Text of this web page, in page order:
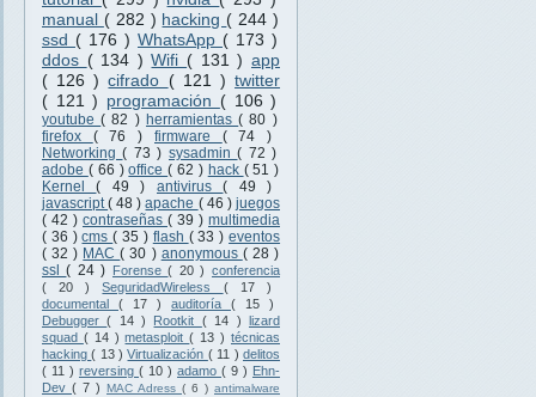
manual ( 282 ) hacking ( 244 )
ssd ( 176 ) WhatsApp ( 173 )
ddos ( 134 )Wifi ( 131 ) app
( 126 )cifrado ( 121 )twitter
( 121 ) programación ( 106 )
youtube( 82 ) herramientas( 80 )
firefox ( 76 ) firmware ( 74 )
Networking( 73 ) sysadmin( 72 )
adobe ( 66 )office( 62 ) hack ( 51 )
Kernel( 49 ) antivirus( 49 )
javascript( 48 )apache ( 46 ) juegos
( 42 ) contraseñas ( 39 ) multimedia
( 36 )cms( 35 ) flash ( 33 )eventos
( 32 ) MAC( 30 ) anonymous ( 28 )
ssl( 24 ) Forense( 20 ) conferencia
( 20 )SeguridadWireless ( 17 )
documental ( 17 ) auditoría ( 15 )
Debugger( 14 ) Rootkit ( 14 ) lizard
squad ( 14 )metasploit( 13 ) técnicas
hacking( 13 )Virtualización ( 11 ) delitos
( 11 ) reversing ( 10 ) adamo ( 9 ) Ehn-
Dev ( 7 ) MAC Adress ( 6 ) antimalware